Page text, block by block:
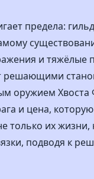
предела:
и тяжёлые
решающими
оружием Хвоста
и цена, которую
только их
подводя к